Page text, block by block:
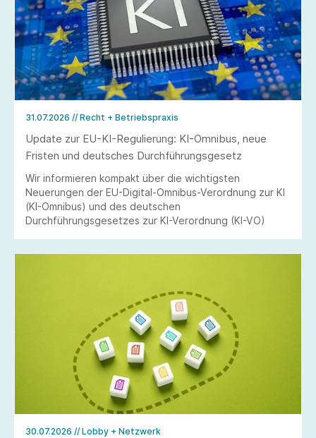
31.07.2026 // Recht + Betriebspraxis
Update zur EU-KI-Regulierung: KI-Omnibus, neue
Fristen und deutsches Durchführungsgesetz
Wir informieren kompakt über die wichtigsten
Neuerungen der EU-Digital-Omnibus-Verordnung zur KI
(KI-Omnibus) und des deutschen
Durchführungsgesetzes zur KI-Verordnung (KI-VO)
30.07.2026 // Lobby + Netzwerk